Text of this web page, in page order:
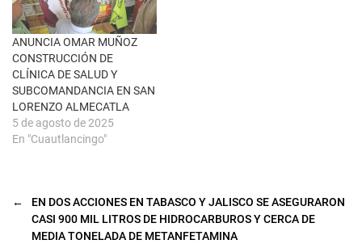
t
a
n
a
n
u
e
v
a
)
ANUNCIA OMAR MUÑOZ
CONSTRUCCIÓN DE
CLÍNICA DE SALUD Y
SUBCOMANDANCIA EN SAN
LORENZO ALMECATLA
5 de agosto de 2025
En "Cuautlancingo"
←
EN DOS ACCIONES EN TABASCO Y JALISCO SE ASEGURARON
CASI 900 MIL LITROS DE HIDROCARBUROS Y CERCA DE
MEDIA TONELADA DE METANFETAMINA